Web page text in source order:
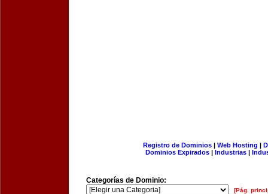
Registro de Dominios| Web Hosting |
Dominios Expirados | Industrias |
Categorías de Dominio:
[Pág.